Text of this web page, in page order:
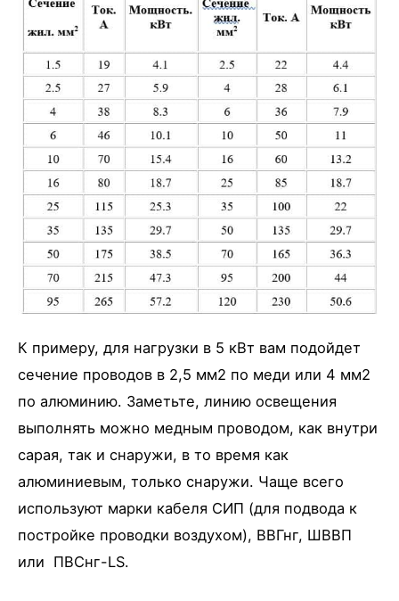
К примеру, для нагрузки в 5 кВт вам подойдет
сечение проводов в 2,5 мм2 по меди или 4 мм2
по алюминию. Заметьте, линию освещения
выполнять можно медным проводом, как внутри
сарая, так и снаружи, в то время как
алюминиевым, только снаружи. Чаще всего
используют марки кабеля СИП (для подвода к
постройке проводки воздухом), ВВГнг, ШВВП
или ПВСнг-LS.